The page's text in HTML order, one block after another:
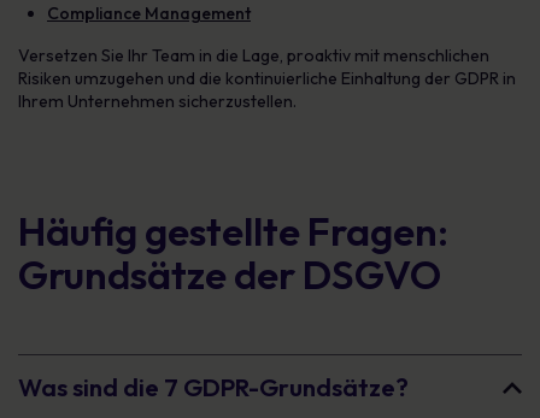
Compliance Management
Versetzen Sie Ihr Team in die Lage, proaktiv mit menschlichen
Risiken umzugehen und die kontinuierliche Einhaltung der GDPR in
Ihrem Unternehmen sicherzustellen.
Häufig gestellte Fragen:
Grundsätze der DSGVO
Was sind die 7 GDPR-Grundsätze?